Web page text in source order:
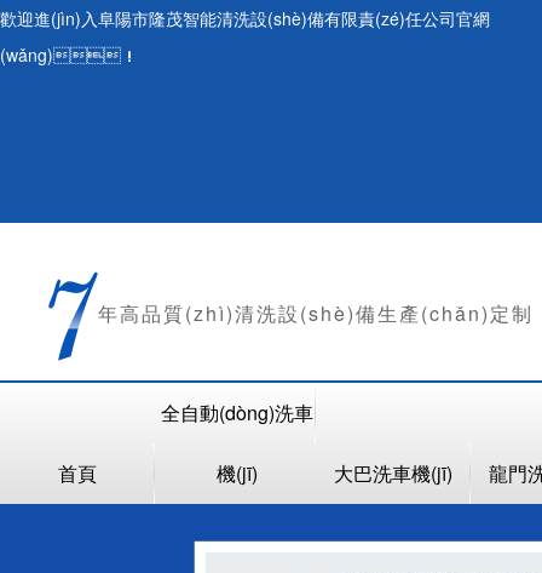
歡迎進(jìn)入阜陽市隆茂智能清洗設(shè)備有限責(zé)任公司官網
(wǎng)！
年高品質(zhì)清洗設(shè)備生產(chǎn)定制
首頁
全自動(dòng)洗車
機(jī) 大巴洗車機(jī) 龍門